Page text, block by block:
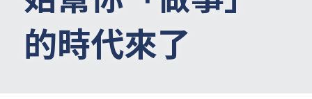
的時代來了